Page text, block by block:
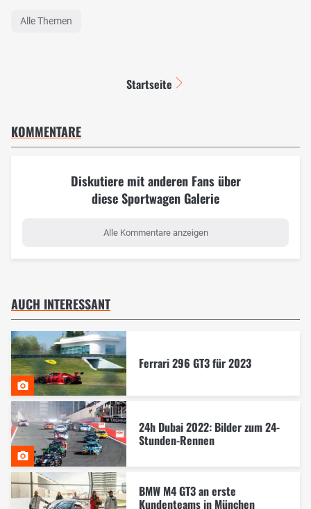
Alle Themen
Startseite
KOMMENTARE
Diskutiere mit anderen Fans über
diese Sportwagen Galerie
Alle Kommentare anzeigen
AUCH INTERESSANT
Ferrari 296 GT3 für 2023
24h Dubai 2022: Bilder zum 24-
Stunden-Rennen
BMW M4 GT3 an erste
Kundenteams in München